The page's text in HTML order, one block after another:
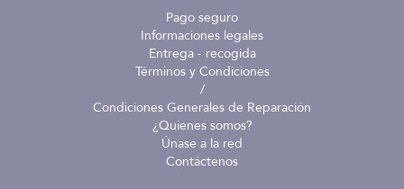
Pago seguro
Informaciones legales
Entrega - recogida
Términos y Condiciones
/
Condiciones Generales de Reparación
¿Quienes somos?
Únase a la red
Contáctenos